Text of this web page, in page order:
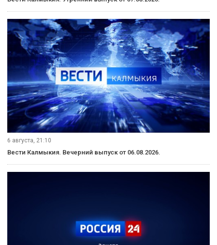
6 августа, 21:10
Вести Калмыкия. Вечерний выпуск от 06.08.2026.